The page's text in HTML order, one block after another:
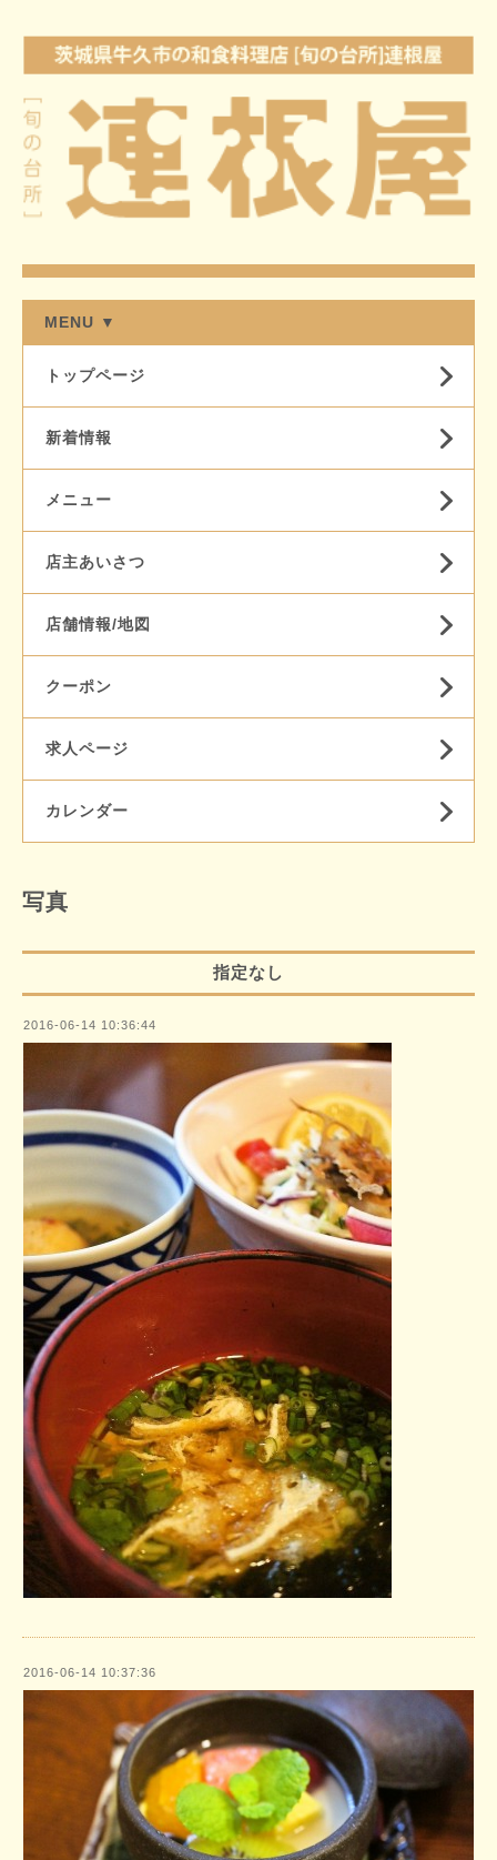
MENU ▼
トップページ
新着情報
メニュー
店主あいさつ
店舗情報/地図
クーポン
求人ページ
カレンダー
写真
指定なし
2016-06-14 10:36:44
2016-06-14 10:37:36